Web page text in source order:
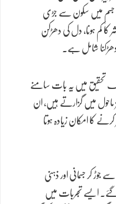
میں سکون سے جڑی
کا کم ہونا، دل کی دھڑکن
دھڑکنا شامل ہے۔
پر کی گئی ایک تحقیق میں یہ بات سامنے
کم از کم 120 منٹ سبز ماحول میں گزارتے ہیں، ان
کا امکان زیادہ ہوتا
جوڑ کر جسمانی اور ذہنی
ایسے تجربات میں